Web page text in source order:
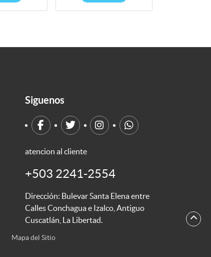
Siguenos
atencion al cliente
+503 2241-2554
Dirección: Bulevar Santa Elena entre
Calles Conchagua e Izalco, Antiguo
Cuscatlán, La Libertad.
Mapa del Sitio